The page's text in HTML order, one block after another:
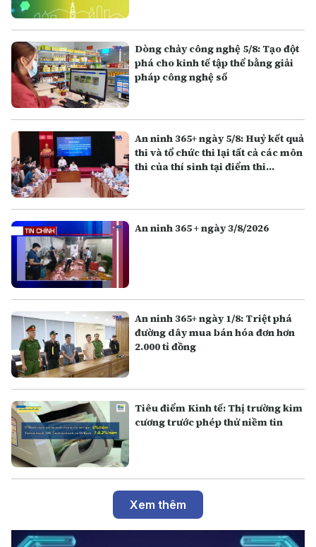
Dòng chảy công nghệ 5/8: Tạo đột
phá cho kinh tế tập thể bằng giải
pháp công nghệ số
An ninh 365+ ngày 5/8: Huỷ kết quả
thi và tổ chức thi lại tất cả các môn
thi của thí sinh tại điểm thi
An ninh 365 + ngày 3/8/2026
An ninh 365+ ngày 1/8: Triệt phá
đường dây mua bán hóa đơn hơn
2.000 tỉ đồng
Tiêu điểm Kinh tế: Thị trường kim
cương trước phép thử niềm tin
Xem thêm